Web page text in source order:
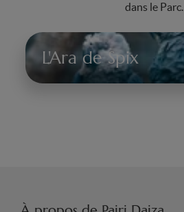
dans le Parc.
L'Ara
de
L'Ara de Spix